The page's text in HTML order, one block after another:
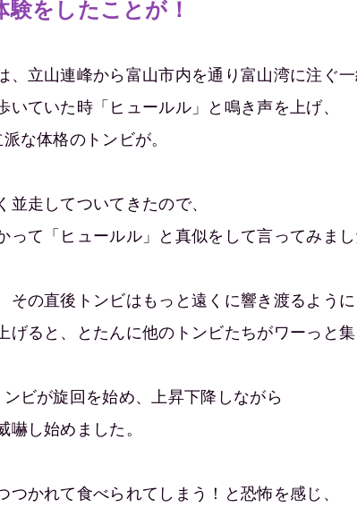
験をしたことが！
、立山連峰から富山市内を通り富山湾に注ぐ一
いていた時「ヒュールル」と鳴き声を上げ、
な体格のトンビが。
並走してついてきたので、
って「ヒュールル」と真似をして言ってみまし
その直後トンビはもっと遠くに響き渡るように
げると、とたんに他のトンビたちがワーっと集
ビが旋回を始め、上昇下降しながら
嚇し始めました。
つかれて食べられてしまう！と恐怖を感じ、